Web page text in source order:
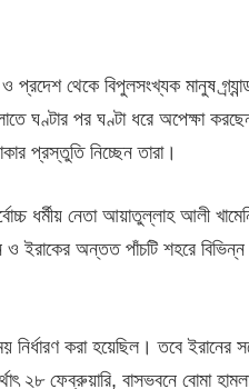
প্রদেশ থেকে বিপুলসংখ্যক মানুষ
ঘণ্টার পর ঘণ্টা ধরে অপেক্ষা
প্রস্তুতি নিচ্ছেন তারা।
ধর্মীয় নেতা আয়াতুল্লাহ আলী
ও ইরাকের অন্তত পাঁচটি শহরে
করা হয়েছিল। তবে ইরানের
২৮ ফেব্রুয়ারি, বাসভবনে বোমা